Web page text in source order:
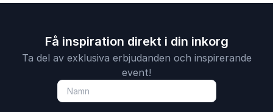
Få inspiration direkt i din inkorg
Ta del av exklusiva erbjudanden och inspirerande
event!